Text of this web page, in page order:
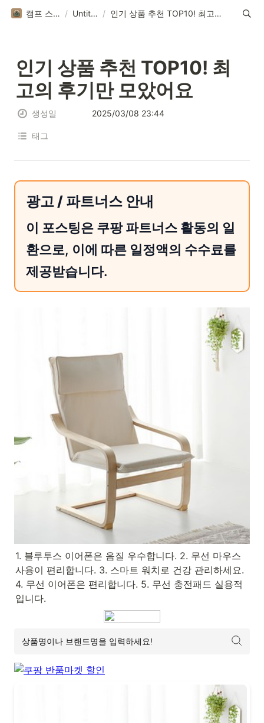
캠프 스토리 / Untitled / 인기 상품 추천 TOP10! 최고의 후기만 모았어요
인기 상품 추천 TOP10! 최
고의 후기만 모았어요
생성일 2025/03/08 23:44
태그
광고 / 파트너스 안내
이 포스팅은 쿠팡 파트너스 활동의 일
환으로, 이에 따른 일정액의 수수료를
제공받습니다.
1. 블루투스 이어폰은 음질 우수합니다. 2. 무선 마우스
사용이 편리합니다. 3. 스마트 워치로 건강 관리하세요.
4. 무선 이어폰은 편리합니다. 5. 무선 충전패드 실용적
입니다.